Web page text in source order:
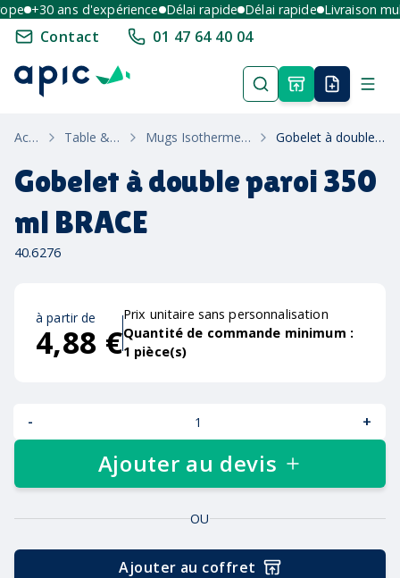
+30 ans d'expérience Délai rapide Délai rapide Livraison
Contact 01 47 64 40 04
Accueil Table & Maison Mugs Isothermes & Thermos Gobelet à double paroi 350 ml BRACE
Gobelet à double paroi 350
ml BRACE
40.6276
à partir de
4,88 €
Prix unitaire sans personnalisation
Quantité de commande minimum :
1 pièce(s)
- +
Ajouter au devis
OU
Ajouter au coffret